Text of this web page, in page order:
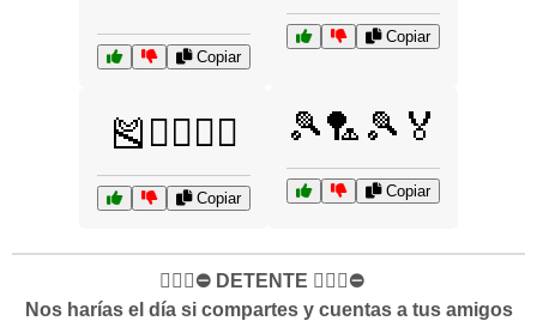
Copiar
Copiar
🎽🏃‍♂️🏃‍♀️
Copiar
🎾🏸🎾🏅
Copiar
✋🏻🛑⛔️ DETENTE ✋🏻🛑⛔️
Nos harías el día si compartes y cuentas a tus amigos